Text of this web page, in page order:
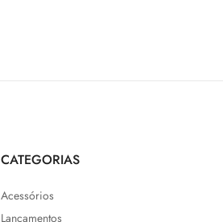
CATEGORIAS
Acessórios
Lançamentos